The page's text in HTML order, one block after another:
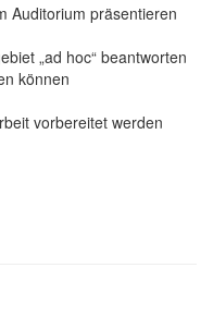
Auditorium präsentieren
„ad hoc“ beantworten
können
vorbereitet werden